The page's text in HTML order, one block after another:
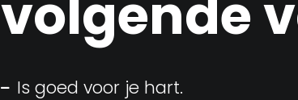
volgende
Is goed voor je hart.